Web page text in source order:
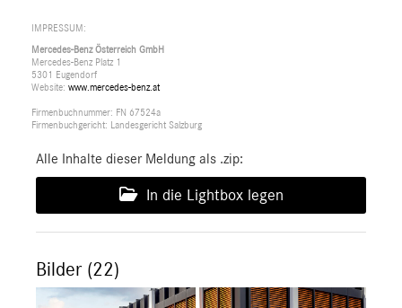
IMPRESSUM:
Mercedes-Benz Österreich GmbH
Mercedes-Benz Platz 1
5301 Eugendorf
Website: www.mercedes-benz.at
Firmenbuchnummer: FN 67524a
Firmenbuchgericht: Landesgericht Salzburg
Alle Inhalte dieser Meldung als .zip:
In die Lightbox legen
Bilder (22)